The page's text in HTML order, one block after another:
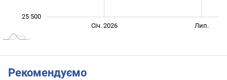
25 500
Січ. 2026 Лип.
Рекомендуємо